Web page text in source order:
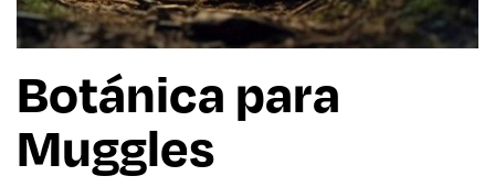
Botánica para
Muggles